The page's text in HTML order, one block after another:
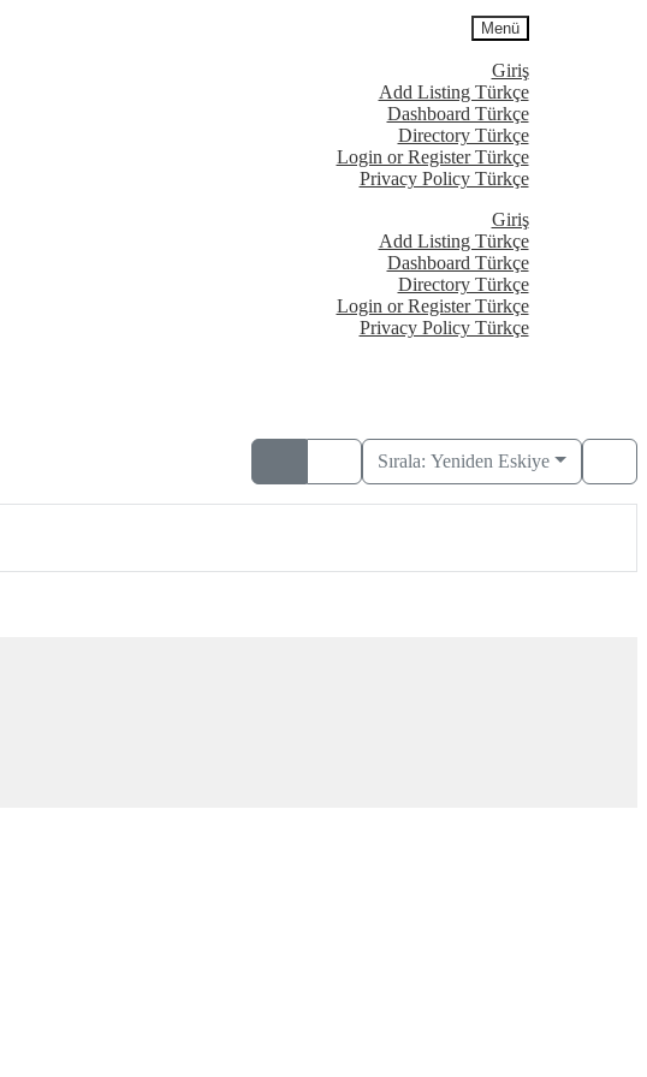
Menü
Giriş
Add Listing Türkçe
Dashboard Türkçe
Directory Türkçe
Login or Register Türkçe
Privacy Policy Türkçe
Giriş
Add Listing Türkçe
Dashboard Türkçe
Directory Türkçe
Login or Register Türkçe
Privacy Policy Türkçe
Sırala:Yeniden Eskiye